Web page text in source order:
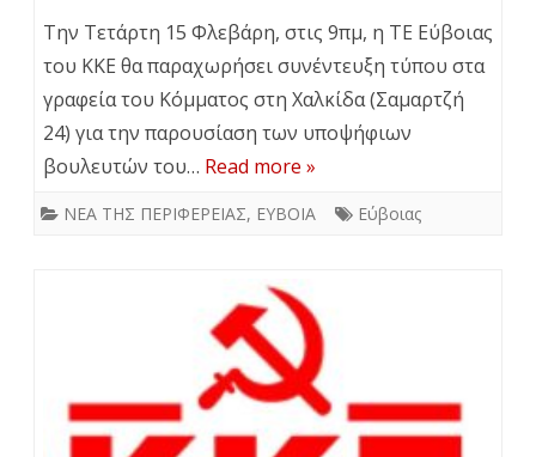
Την Τετάρτη 15 Φλεβάρη, στις 9πμ, η ΤΕ Εύβοιας
του ΚΚΕ θα παραχωρήσει συνέντευξη τύπου στα
γραφεία του Κόμματος στη Χαλκίδα (Σαμαρτζή
24) για την παρουσίαση των υποψήφιων
βουλευτών του… Read more »
ΝΕΑ ΤΗΣ ΠΕΡΙΦΕΡΕΙΑΣ, ΕΥΒΟΙΑ Εύβοιας